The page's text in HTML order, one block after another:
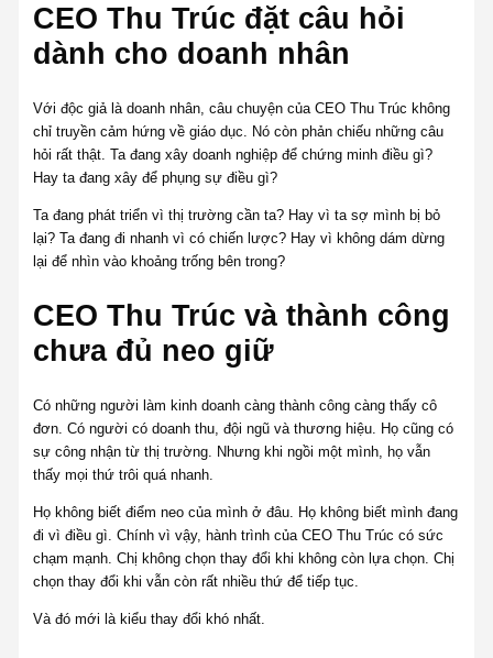
CEO Thu Trúc đặt câu hỏi
dành cho doanh nhân
Với độc giả là doanh nhân, câu chuyện của CEO Thu Trúc không
chỉ truyền cảm hứng về giáo dục. Nó còn phản chiếu những câu
hỏi rất thật. Ta đang xây doanh nghiệp để chứng minh điều gì?
Hay ta đang xây để phụng sự điều gì?
Ta đang phát triển vì thị trường cần ta? Hay vì ta sợ mình bị bỏ
lại? Ta đang đi nhanh vì có chiến lược? Hay vì không dám dừng
lại để nhìn vào khoảng trống bên trong?
CEO Thu Trúc và thành công
chưa đủ neo giữ
Có những người làm kinh doanh càng thành công càng thấy cô
đơn. Có người có doanh thu, đội ngũ và thương hiệu. Họ cũng có
sự công nhận từ thị trường. Nhưng khi ngồi một mình, họ vẫn
thấy mọi thứ trôi quá nhanh.
Họ không biết điểm neo của mình ở đâu. Họ không biết mình đang
đi vì điều gì. Chính vì vậy, hành trình của CEO Thu Trúc có sức
chạm mạnh. Chị không chọn thay đổi khi không còn lựa chọn. Chị
chọn thay đổi khi vẫn còn rất nhiều thứ để tiếp tục.
Và đó mới là kiểu thay đổi khó nhất.